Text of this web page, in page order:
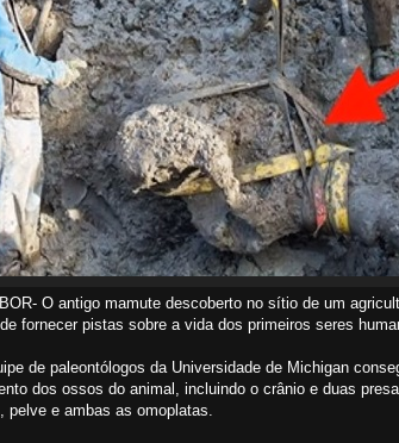
O antigo mamute descoberto no sítio de um
fornecer pistas sobre a vida dos primeiros seres
de paleontólogos da Universidade de Michigan
dos ossos do animal, incluindo o crânio e duas
pelve e ambas as omoplatas.